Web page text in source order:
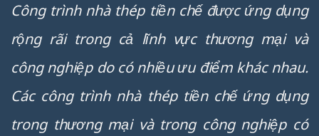
Công trình nhà thép tiền chế được ứng dụng
rộng rãi trong cả lĩnh vực thương mại và
công nghiệp do có nhiều ưu điểm khác nhau.
Các công trình nhà thép tiền chế ứng dụng
trong thương mại và trong công nghiệp có